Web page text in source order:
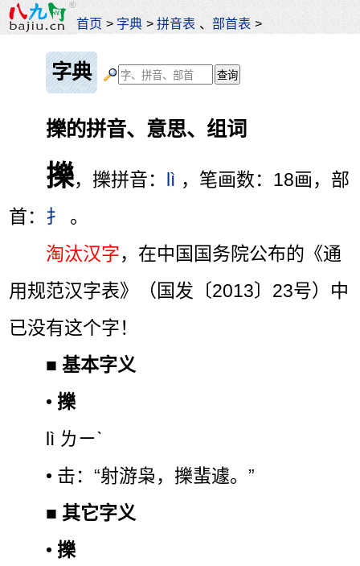
首页 > 字典 >拼音表 、部首表 >
字典
擽的拼音、意思、组词
擽，擽拼音： lì ，笔画数：18画，部
首： 扌
。
淘汰汉字，在中国国务院公布的《通
用规范汉字表》（国发〔2013〕23号）中
已没有这个字！
■基本字义
• 擽
lì ㄌㄧˋ
• 击：“射游枭，擽蜚遽。”
■ 其它字义
• 擽